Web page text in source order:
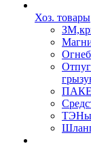
Хоз. товары
ТЭНы